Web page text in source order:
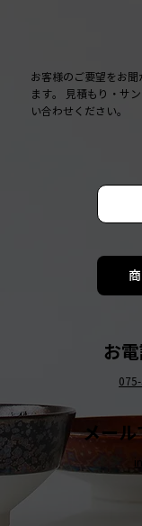
お客様のご要望をお
ます。 見積もり・サ
い合わせください。
お
メール